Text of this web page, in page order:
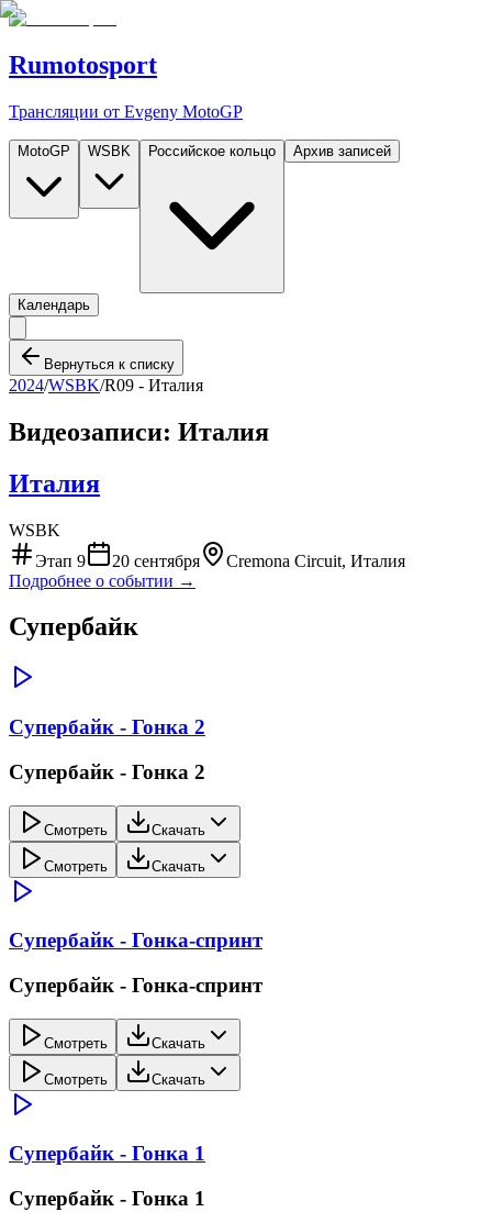
Rumotosport
Трансляции от Evgeny MotoGP
MotoGP WSBK Российское кольцо Архив записей
Календарь
Вернуться к списку
2024/WSBK/R09 - Италия
Видеозаписи: Италия
Италия
WSBK
Этап 9 20 сентября
Cremona Circuit, Италия
Подробнее о событии →
Супербайк
Супербайк - Гонка 2
Супербайк - Гонка 2
Смотреть Скачать
Смотреть Скачать
Супербайк - Гонка-спринт
Супербайк - Гонка-спринт
Смотреть Скачать
Смотреть Скачать
Супербайк - Гонка 1
Супербайк - Гонка 1